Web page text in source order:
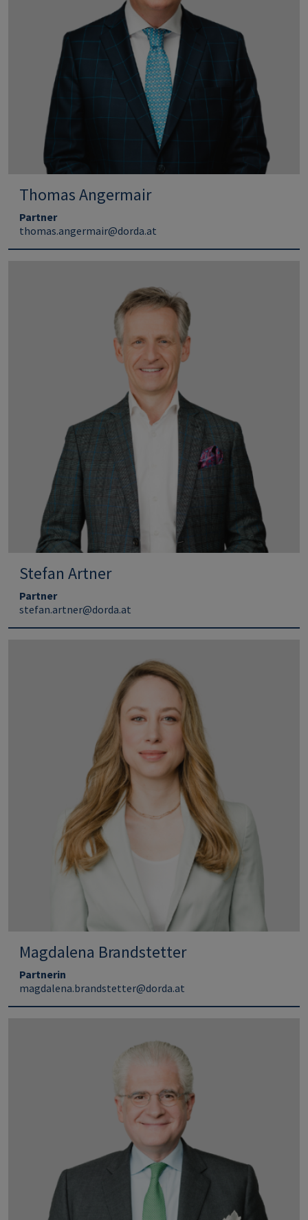
Thomas Angermair
Partner
thomas.angermair@dorda.at
Stefan Artner
Partner
stefan.artner@dorda.at
Magdalena Brandstetter
Partnerin
magdalena.brandstetter@dorda.at